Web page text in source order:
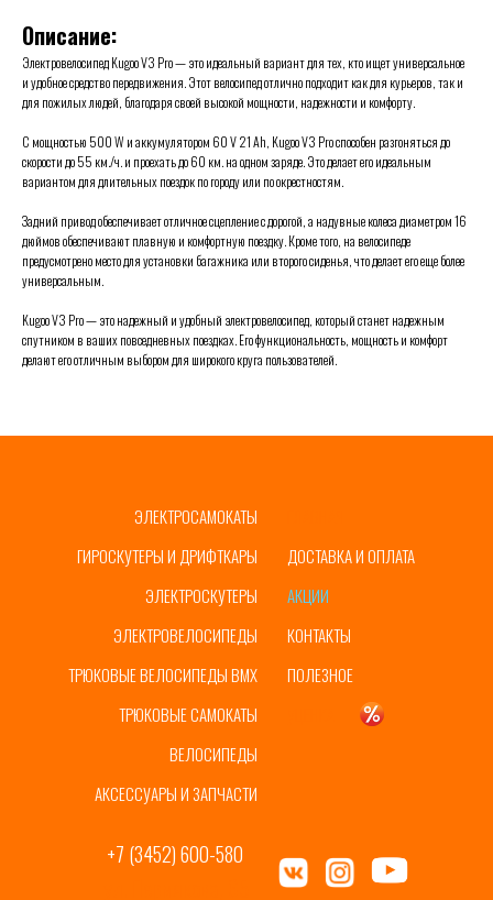
Описание:
Электровелосипед Kugoo V3 Pro — это идеальный вариант для тех, кто ищет универсальное
и удобное средство передвижения. Этот велосипед отлично подходит как для курьеров, так и
для пожилых людей, благодаря своей высокой мощности, надежности и комфорту.
С мощностью 500 W и аккумулятором 60 V 21 Ah, Kugoo V3 Pro способен разгоняться до
скорости до 55 км./ч. и проехать до 60 км. на одном заряде. Это делает его идеальным
вариантом для длительных поездок по городу или по окрестностям.
Задний привод обеспечивает отличное сцепление с дорогой, а надувные колеса диаметром 16
дюймов обеспечивают плавную и комфортную поездку. Кроме того, на велосипеде
предусмотрено место для установки багажника или второго сиденья, что делает его еще более
универсальным.
Kugoo V3 Pro — это надежный и удобный электровелосипед, который станет надежным
спутником в ваших повседневных поездках. Его функциональность, мощность и комфорт
делают его отличным выбором для широкого круга пользователей.
ЭЛЕКТРОСАМОКАТЫ
ГИРОСКУТЕРЫ И ДРИФТКАРЫ
ЭЛЕКТРОСКУТЕРЫ
ЭЛЕКТРОВЕЛОСИПЕДЫ
ТРЮКОВЫЕ ВЕЛОСИПЕДЫ BMX
АКСЕССУАРЫ И ЗАПЧАСТИ
ДОСТАВКА И ОПЛАТА
АКЦИИ
КОНТАКТЫ
+7 (3452) 600-580
ПОЛЕЗНОЕ
ТРЮКОВЫЕ САМОКАТЫ
ВЕЛОСИПЕДЫ